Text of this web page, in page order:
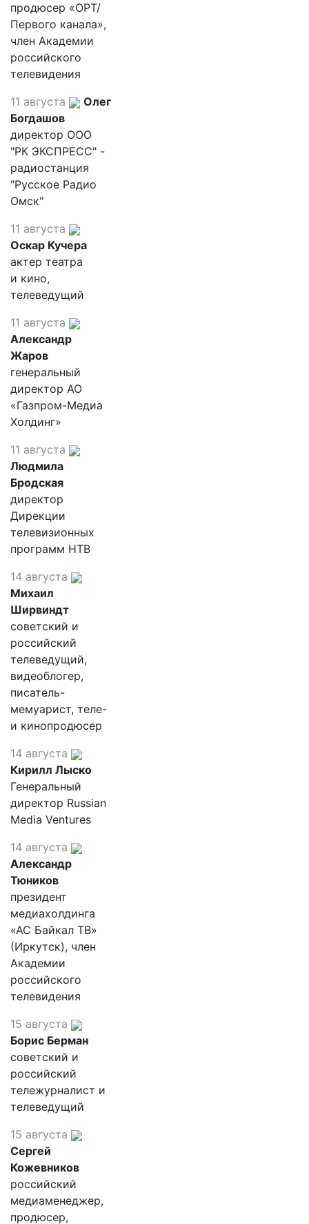
продюсер «ОРТ/
Первого канала»,
член Академии
российского
телевидения
11 августа
Олег
Богдашов
директор ООО
"РК ЭКСПРЕСС" -
радиостанция
"Русское Радио
Омск"
11 августа
Оскар Кучера
актер театра
и кино,
телеведущий
11 августа
Александр
Жаров
генеральный
директор АО
«Газпром-Медиа
Холдинг»
11 августа
Людмила
Бродская
директор
Дирекции
телевизионных
программ НТВ
14 августа
Михаил
Ширвиндт
советский и
российский
телеведущий,
видеоблогер,
писатель-
мемуарист, теле-
и кинопродюсер
14 августа
Кирилл Лыско
Генеральный
директор Russian
Media Ventures
14 августа
Александр
Тюников
президент
медиахолдинга
«АС Байкал ТВ»
(Иркутск), член
Академии
российского
телевидения
15 августа
Борис Берман
советский и
российский
тележурналист и
телеведущий
15 августа
Сергей
Кожевников
российский
медиаменеджер,
продюсер,